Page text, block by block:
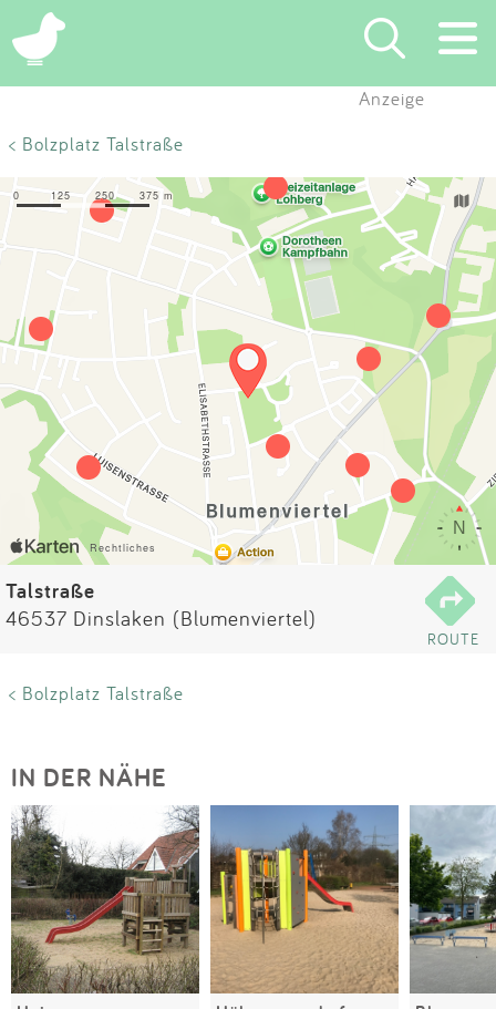
×
Eintragen
App
Blog
Partner
Kontakt
Impressum
Anzeige
< Bolzplatz Talstraße
Talstraße
46537 Dinslaken (Blumenviertel)
ROUTE
< Bolzplatz Talstraße
IN DER NÄHE